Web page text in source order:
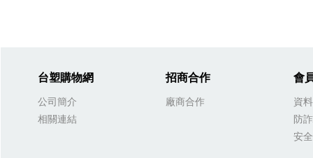
台塑購物網
公司簡介
相關連結
招商合作
廠商合作
會
資
防
安